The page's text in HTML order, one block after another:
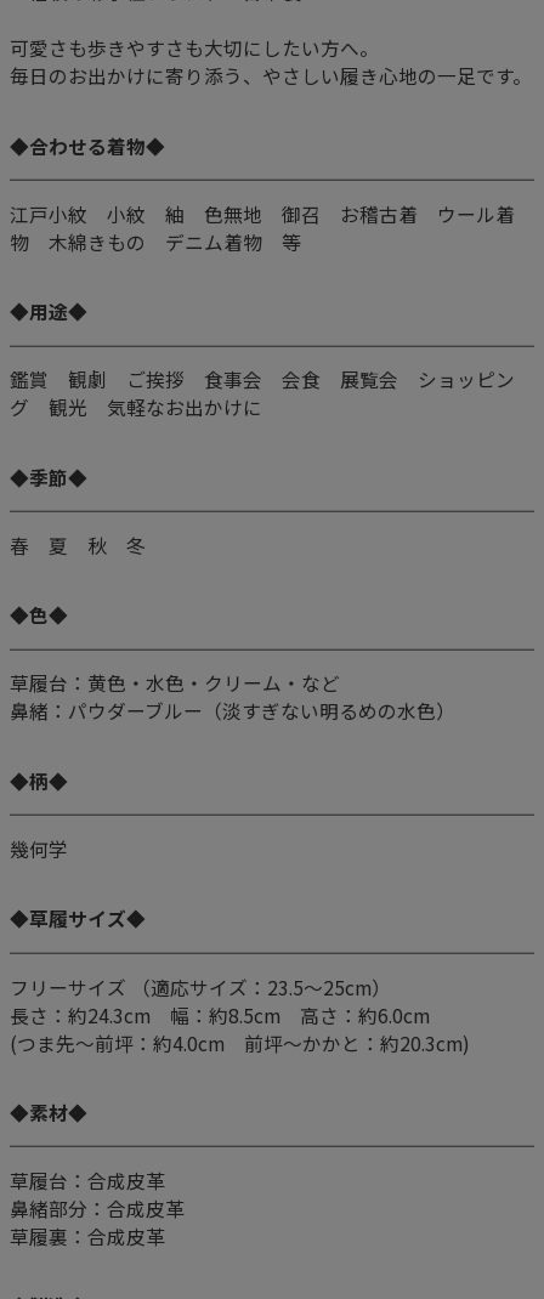
可愛さも歩きやすさも大切にしたい方へ。
毎日のお出かけに寄り添う、やさしい履き心地の一足です。
◆合わせる着物◆
江戸小紋 小紋 紬 色無地 御召 お稽古着 ウール着
物 木綿きもの デニム着物 等
◆用途◆
鑑賞 観劇 ご挨拶 食事会 会食 展覧会 ショッピン
グ 観光 気軽なお出かけに
◆季節◆
春 夏 秋 冬
◆色◆
草履台：黄色・水色・クリーム・など
鼻緒：パウダーブルー（淡すぎない明るめの水色）
◆柄◆
幾何学
◆草履サイズ◆
フリーサイズ （適応サイズ：23.5～25cm）
長さ：約24.3cm 幅：約8.5cm 高さ：約6.0cm
(つま先～前坪：約4.0cm 前坪～かかと：約20.3cm)
◆素材◆
草履台：合成皮革
鼻緒部分：合成皮革
草履裏：合成皮革